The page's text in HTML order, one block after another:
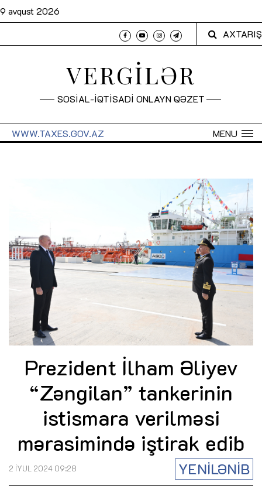
9 avqust 2026
AXTARIŞ
VERGİLƏR
SOSİAL-İQTİSADİ ONLAYN QƏZET
MENU
WWW.TAXES.GOV.AZ
Prezident İlham Əliyev
“Zəngilan” tankerinin
istismara verilməsi
mərasimində iştirak edib
YENİLƏNİB
2 İYUL 2024 09:28